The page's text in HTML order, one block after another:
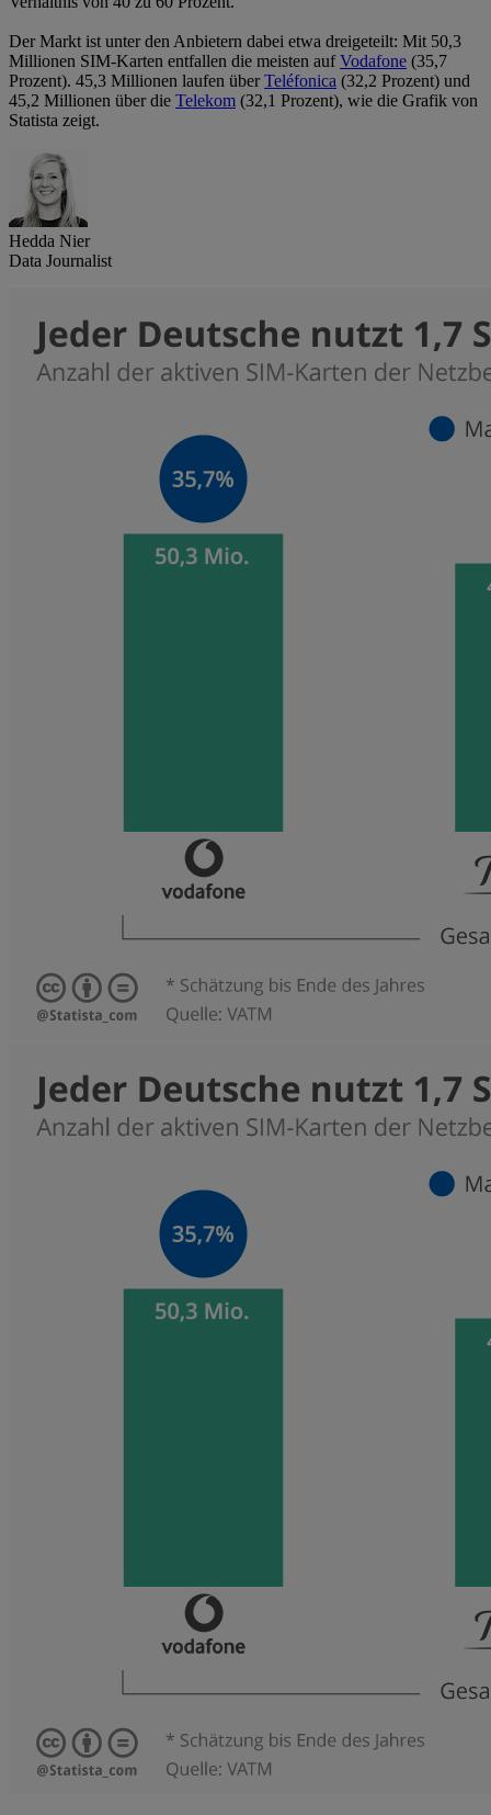
Der Markt ist unter den Anbietern dabei etwa dreigeteilt: Mit 50,3
Millionen SIM-Karten entfallen die meisten aufVodafone (35,7
Prozent). 45,3 Millionen laufen überTeléfonica (32,2 Prozent) und
45,2 Millionen über die Telekom (32,1 Prozent), wie die Grafik von
Statista zeigt.
Hedda Nier
Data Journalist